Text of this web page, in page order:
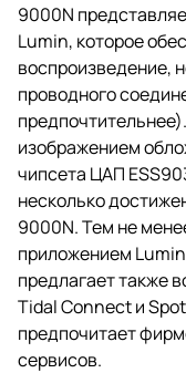
9000N
Lumin, которое
воспроизведение,
проводного
изображением
чипсета ЦАП
несколько
9000N. Тем не
приложением
предлагает также
Tidal Connect и
предпочитает
сервисов.